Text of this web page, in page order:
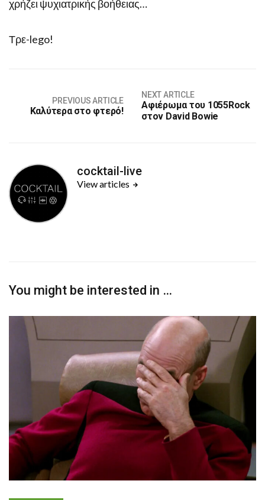
χρήζει ψυχιατρικής βοήθειας…
Τρε-lego!
PREVIOUS ARTICLE
Καλύτερα στο φτερό!
NEXT ARTICLE
Αφιέρωμα του 1055Rock
στον David Bowie
cocktail-live
View articles
You might be interested in …